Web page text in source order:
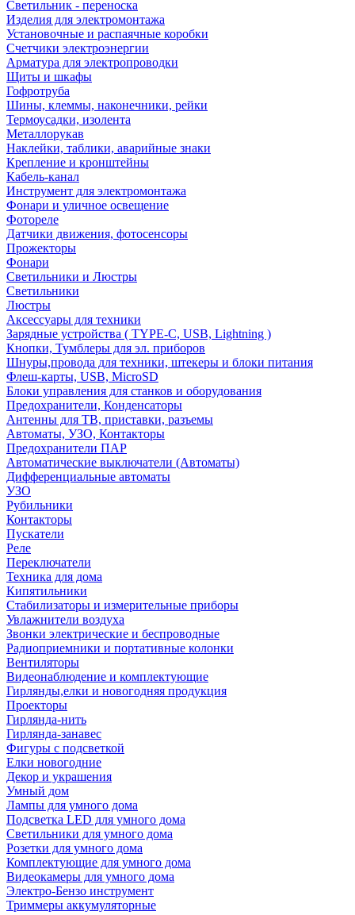
Светильник - переноска
Изделия для электромонтажа
Установочные и распаячные коробки
Счетчики электроэнергии
Арматура для электропроводки
Щиты и шкафы
Гофротруба
Шины, клеммы, наконечники, рейки
Термоусадки, изолента
Металлорукав
Наклейки, таблики, аварийные знаки
Крепление и кронштейны
Кабель-канал
Инструмент для электромонтажа
Фонари и уличное освещение
Фотореле
Датчики движения, фотосенсоры
Прожекторы
Фонари
Светильники и Люстры
Светильники
Люстры
Аксессуары для техники
Зарядные устройства ( TYPE-C, USB, Lightning )
Кнопки, Тумблеры для эл. приборов
Шнуры,провода для техники, штекеры и блоки питания
Флеш-карты, USB, MicroSD
Блоки управления для станков и оборудования
Предохранители, Конденсаторы
Антенны для ТВ, приставки, разъемы
Автоматы, УЗО, Контакторы
Предохранители ПАР
Автоматические выключатели (Автоматы)
Дифференциальные автоматы
УЗО
Рубильники
Контакторы
Пускатели
Реле
Переключатели
Техника для дома
Кипятильники
Стабилизаторы и измерительные приборы
Увлажнители воздуха
Звонки электрические и беспроводные
Радиоприемники и портативные колонки
Вентиляторы
Видеонаблюдение и комплектующие
Гирлянды,елки и новогодняя продукция
Проекторы
Гирлянда-нить
Гирлянда-занавес
Фигуры с подсветкой
Елки новогодние
Декор и украшения
Умный дом
Лампы для умного дома
Подсветка LED для умного дома
Светильники для умного дома
Розетки для умного дома
Комплектующие для умного дома
Видеокамеры для умного дома
Электро-Бензо инструмент
Триммеры аккумуляторные